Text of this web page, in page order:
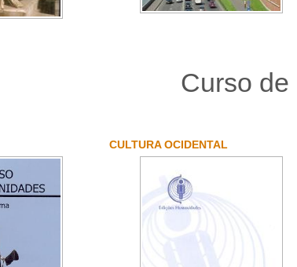
Curso
CULTURA OCIDENTAL